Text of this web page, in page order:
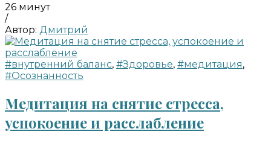
26 минут
/
Автор: Дмитрий
#внутренний баланс, #Здоровье, #медитация,
#Осознанность
Медитация на снятие стресса,
успокоение и расслабление